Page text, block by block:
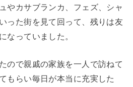
やカサブランカ、フェズ、シャ
った街を見て回って、残りは友
なっていました。
ので親戚の家族を一人で訪ねて
もらい毎日が本当に充実した